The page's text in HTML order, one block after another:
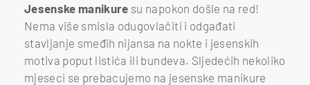
Jesenske manikure su napokon došle na red!
Nema više smisla odugovlačiti i odgađati
stavljanje smeđih nijansa na nokte i jesenskih
motiva poput listića ili bundeva. Sljedećih nekoliko
mjeseci se prebacujemo na jesenske manikure